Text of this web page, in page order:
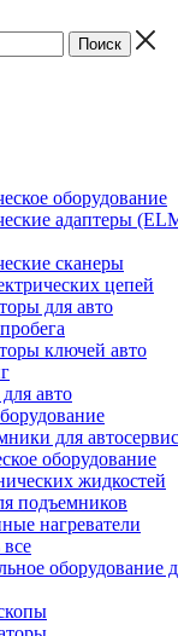
оборудование
адаптеры
сканеры
цепей
для авто
ключей авто
авто
для
оборудование
жидкостей
подъемников
нагреватели
все
оборудование